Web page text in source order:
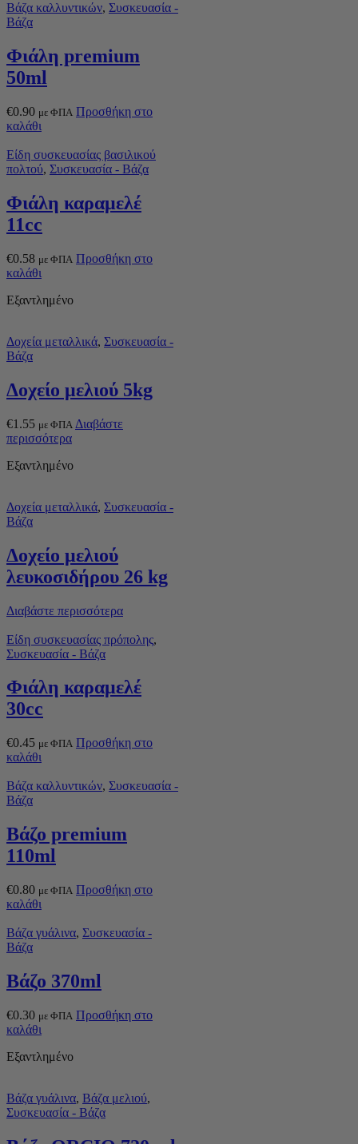
Βάζα καλλυντικών, Συσκευασία -
Βάζα
Φιάλη premium
50ml
€0.90 με ΦΠΑ Προσθήκη στο
καλάθι
Είδη συσκευασίας βασιλικού
πολτού, Συσκευασία - Βάζα
Φιάλη καραμελέ
11cc
€0.58 με ΦΠΑ Προσθήκη στο
καλάθι
Εξαντλημένο
Δοχεία μεταλλικά, Συσκευασία -
Βάζα
Δοχείο μελιού 5kg
€1.55 με ΦΠΑ Διαβάστε
περισσότερα
Εξαντλημένο
Δοχεία μεταλλικά, Συσκευασία -
Βάζα
Δοχείο μελιού
λευκοσιδήρου 26 kg
Διαβάστε περισσότερα
Είδη συσκευασίας πρόπολης,
Συσκευασία - Βάζα
Φιάλη καραμελέ
30cc
€0.45 με ΦΠΑ Προσθήκη στο
καλάθι
Βάζα καλλυντικών, Συσκευασία -
Βάζα
Βάζο premium
110ml
€0.80 με ΦΠΑ Προσθήκη στο
καλάθι
Βάζα γυάλινα, Συσκευασία -
Βάζα
Βάζο 370ml
€0.30 με ΦΠΑ Προσθήκη στο
καλάθι
Εξαντλημένο
Βάζα γυάλινα, Βάζα μελιού,
Συσκευασία - Βάζα